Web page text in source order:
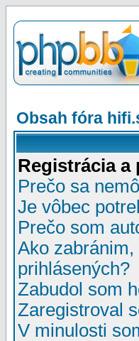
Obsah fóra
Registrácia a
Prečo sa
Je vôbec
Prečo som
Ako
prihlásených?
Zabudol som
Zaregistroval
V minulosti